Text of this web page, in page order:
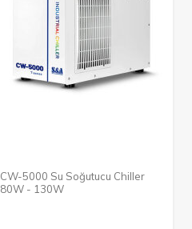
CW-5000 Su Soğutucu Chiller
80W - 130W